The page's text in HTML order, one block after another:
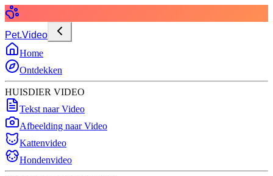
Pet.Video
Home
Ontdekken
HUISDIER VIDEO
Tekst naar Video
Afbeelding naar Video
Kattenvideo
Hondenvideo